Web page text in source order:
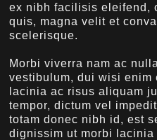
ex nibh facilisis eleifend,
quis, magna velit et
scelerisque.
Morbi viverra nam ac
vestibulum, dui wisi enim
lacinia ac risus aliquam
tempor, dictum vel
totam donec nibh id, est
dignissim ut morbi